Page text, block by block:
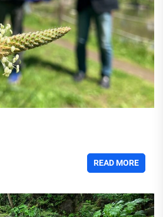
READ MORE